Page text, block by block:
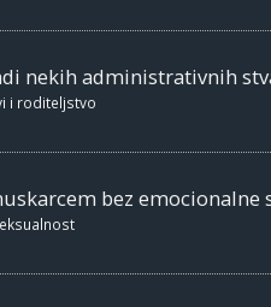
nekih administrativnih
i roditeljstvo
bez emocionalne